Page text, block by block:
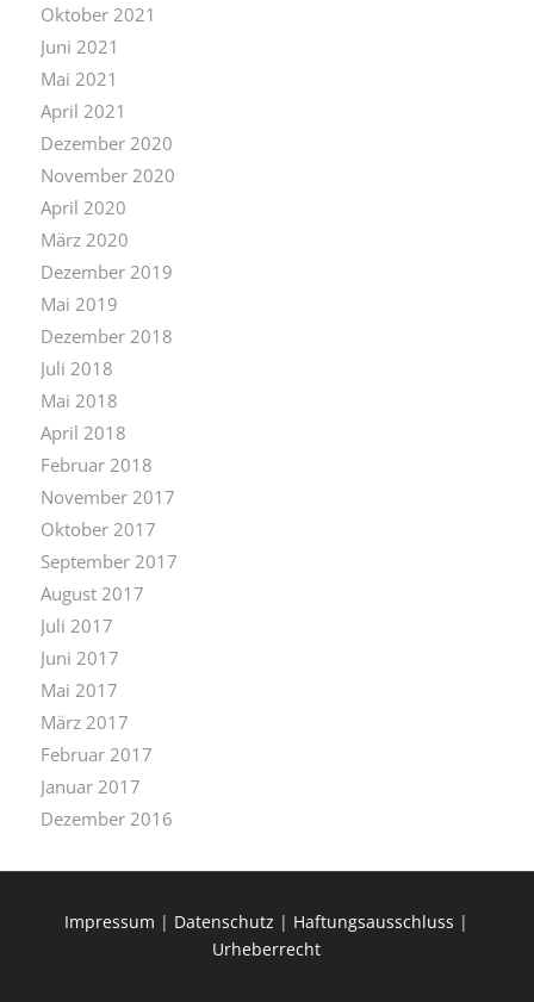
Oktober 2021
Juni 2021
Mai 2021
April 2021
Dezember 2020
November 2020
April 2020
März 2020
Dezember 2019
Mai 2019
Dezember 2018
Juli 2018
Mai 2018
April 2018
Februar 2018
November 2017
Oktober 2017
September 2017
August 2017
Juli 2017
Juni 2017
Mai 2017
März 2017
Februar 2017
Januar 2017
Dezember 2016
Impressum | Datenschutz | Haftungsausschluss |
Urheberrecht